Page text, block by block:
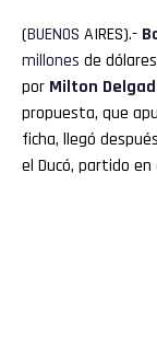
(BUENOS AIRES).-
millones de
por Milton
propuesta, que
ficha, llegó
el Ducó, partido